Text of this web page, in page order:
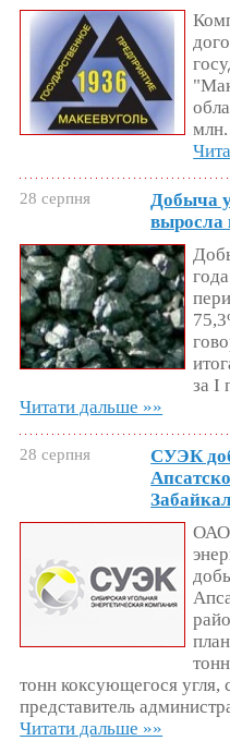
млн.
28 серпня
Добыча
выросла
за І
Читати дальше »»
28 серпня
СУЭК
ОАО
тонн коксующегося
представитель
Читати дальше »»